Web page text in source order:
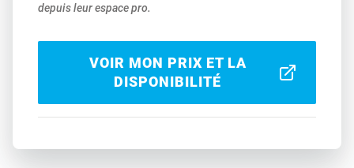
depuis leur espace pro.
VOIR MON PRIX ET LA
DISPONIBILITÉ